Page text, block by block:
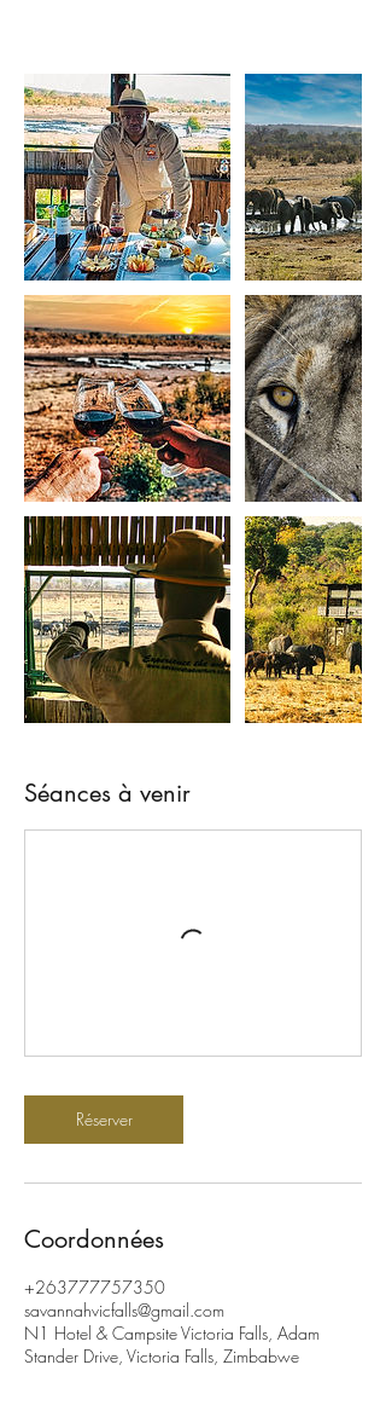
Séances à venir
Réserver
Coordonnées
+263777757350
savannahvicfalls@gmail.com
N1 Hotel & Campsite Victoria Falls, Adam
Stander Drive, Victoria Falls, Zimbabwe